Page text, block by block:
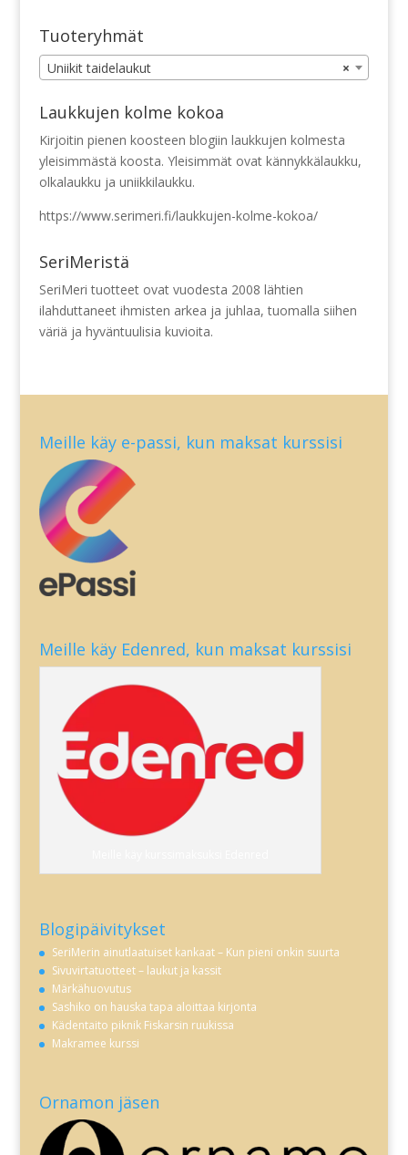
Tuoteryhmät
×
Uniikit taidelaukut
Laukkujen kolme kokoa
Kirjoitin pienen koosteen blogiin laukkujen kolmesta
yleisimmästä koosta. Yleisimmät ovat kännykkälaukku,
olkalaukku ja uniikkilaukku.
https://www.serimeri.fi/laukkujen-kolme-kokoa/
SeriMeristä
SeriMeri tuotteet ovat vuodesta 2008 lähtien
ilahduttaneet ihmisten arkea ja juhlaa, tuomalla siihen
väriä ja hyväntuulisia kuvioita.
Meille käy e-passi, kun maksat kurssisi
Meille käy Edenred, kun maksat kurssisi
Blogipäivitykset
SeriMerin ainutlaatuiset kankaat – Kun pieni onkin suurta
Sivuvirtatuotteet – laukut ja kassit
Märkähuovutus
Sashiko on hauska tapa aloittaa kirjonta
Kädentaito piknik Fiskarsin ruukissa
Makramee kurssi
Ornamon jäsen